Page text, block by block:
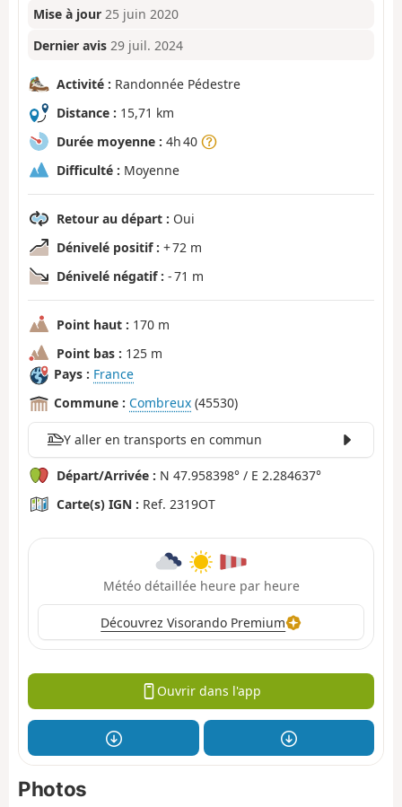
Mise à jour 25 juin 2020
Dernier avis 29 juil. 2024
Activité : Randonnée Pédestre
Distance : 15,71 km
Durée moyenne : 4h 40
Difficulté : Moyenne
Retour au départ : Oui
Dénivelé positif : + 72 m
Dénivelé négatif : - 71 m
Point haut : 170 m
Point bas : 125 m
Pays : France
Commune : Combreux (45530)
Y aller en transports en commun
Départ/Arrivée : N 47.958398° / E 2.284637°
Carte(s) IGN : Ref. 2319OT
Météo détaillée heure par heure
Découvrez Visorando Premium
Ouvrir dans l'app
Photos